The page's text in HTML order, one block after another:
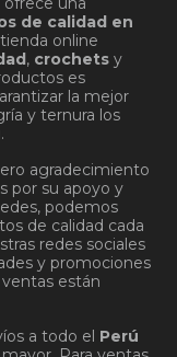
de calidad en
online
, crochets y
es
la mejor
y ternura los
agradecimiento
por su apoyo y
podemos
de calidad cada
redes sociales
y promociones
están
a todo el Perú